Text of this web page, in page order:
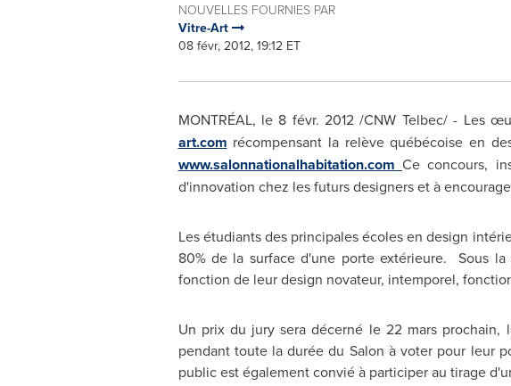
NOUVELLES FOURNIES PAR
Vitre-Art
08 févr, 2012, 19:12 ET
MONTRÉAL, le 8 févr. 2012 /CNW Telbec/ - Les
art.com récompensant la relève québécoise en
www.salonnationalhabitation.com Ce concours,
d'innovation chez les futurs designers et à
Les étudiants des principales écoles en design
80% de la surface d'une porte extérieure. Sous
fonction de leur design novateur, intemporel,
Un prix du jury sera décerné le 22 mars
pendant toute la durée du Salon à voter pour leur
public est également convié à participer au tirage